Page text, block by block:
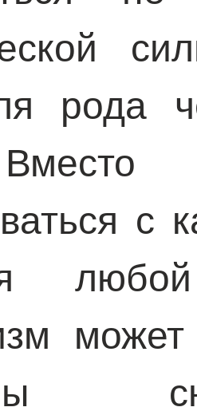
рода
с